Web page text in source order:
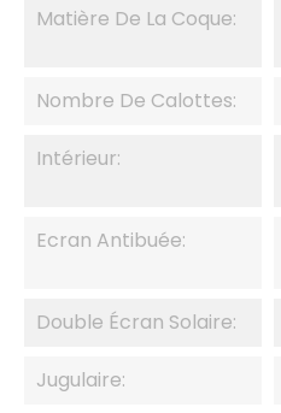
Matière De La Coque:
Nombre De Calottes:
Intérieur:
Ecran Antibuée:
Double Écran Solaire:
Jugulaire: